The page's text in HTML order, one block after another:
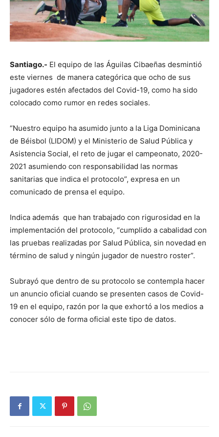
Santiago.- El equipo de las Águilas Cibaeñas desmintió
este viernes de manera categórica que ocho de sus
jugadores estén afectados del Covid-19, como ha sido
colocado como rumor en redes sociales.
“Nuestro equipo ha asumido junto a la Liga Dominicana
de Béisbol (LIDOM) y el Ministerio de Salud Pública y
Asistencia Social, el reto de jugar el campeonato, 2020-
2021 asumiendo con responsabilidad las normas
sanitarias que indica el protocolo”, expresa en un
comunicado de prensa el equipo.
Indica además que han trabajado con rigurosidad en la
implementación del protocolo, “cumplido a cabalidad con
las pruebas realizadas por Salud Pública, sin novedad en
término de salud y ningún jugador de nuestro roster”.
Subrayó que dentro de su protocolo se contempla hacer
un anuncio oficial cuando se presenten casos de Covid-
19 en el equipo, razón por la que exhortó a los medios a
conocer sólo de forma oficial este tipo de datos.